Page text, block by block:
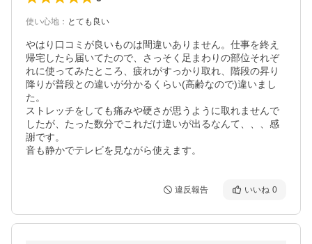
使い心地 ： とても良い
やはり口コミが良いものは間違いありません。仕事を終え
帰宅したら届いてたので、さっそく足まわりの部位それぞ
れに使ってみたところ、疲れがすっかり取れ、階段の昇り
降りが普段との違いが分かるくらい(高齢なので)違いまし
た。
ストレッチをしても痛みや硬さが思うように取れませんで
したが、たった数分でこれだけ違いが出るなんて、、、感
謝です。
音も静かでテレビを見ながら使えます。
違反報告 いいね 0